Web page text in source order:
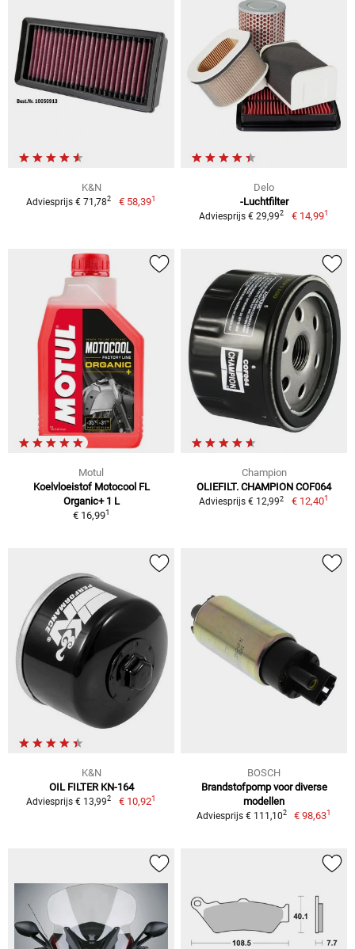
K&N
Adviesprijs € 71,782 € 58,391
Delo
-Luchtfilter
Adviesprijs € 29,992 € 14,991
Motul
Koelvloeistof Motocool FL
Organic+ 1 L
€ 16,991
Champion
OLIEFILT. CHAMPION COF064
Adviesprijs € 12,992 € 12,401
K&N
OIL FILTER KN-164
Adviesprijs € 13,992 € 10,921
BOSCH
Brandstofpomp voor diverse
modellen
Adviesprijs € 111,102 € 98,631